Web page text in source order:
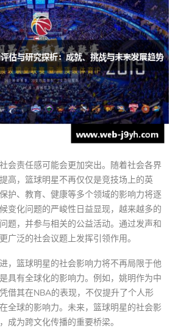
会责任感可能会更加突出。随着社会各界
高，篮球明星不再仅仅是竞技场上的英
护、教育、健康等多个领域的影响力将逐
变化问题的严峻性日益显现，越来越多的
题，并参与相关的公益活动。通过发声和
广泛的社会议题上发挥引领作用。
，篮球明星的社会影响力将不再局限于他
具有全球化的影响力。例如，姚明作为中
借其在NBA的表现，不仅提升了个人形
全球的影响力。未来，篮球明星的社会影
成为跨文化传播的重要桥梁。